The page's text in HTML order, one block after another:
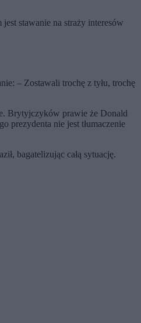
stawanie na straży interesów
– Zostawali trochę z tyłu, trochę
Brytyjczyków prawie że Donald
prezydenta nie jest tłumaczenie
bagatelizując całą sytuację.